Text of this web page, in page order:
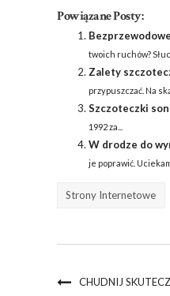
Powiązane Posty:
twoich ruchów?
Zalety
przypuszczać. Na
Szczoteczki
1992 za...
W drodze do
je poprawić.
Strony Internetowe
CHUDNIJ